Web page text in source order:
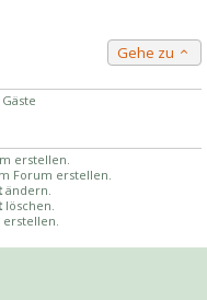
Gehe zu
erstellen.
Forum erstellen.
ändern.
löschen.
erstellen.